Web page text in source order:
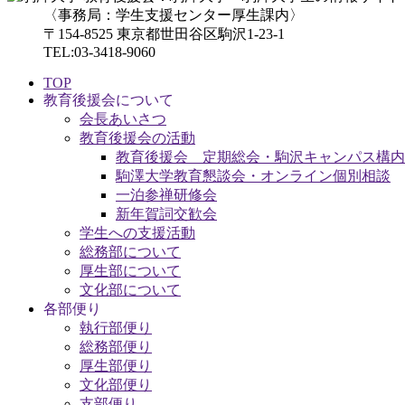
〈事務局：学生支援センター厚生課内〉
〒154-8525 東京都世田谷区駒沢1-23-1
TEL:03-3418-9060
TOP
教育後援会について
会長あいさつ
教育後援会の活動
教育後援会 定期総会・駒沢キャンパス構
駒澤大学教育懇談会・オンライン個別相談
一泊参禅研修会
新年賀詞交歓会
学生への支援活動
総務部について
厚生部について
文化部について
各部便り
執行部便り
総務部便り
厚生部便り
文化部便り